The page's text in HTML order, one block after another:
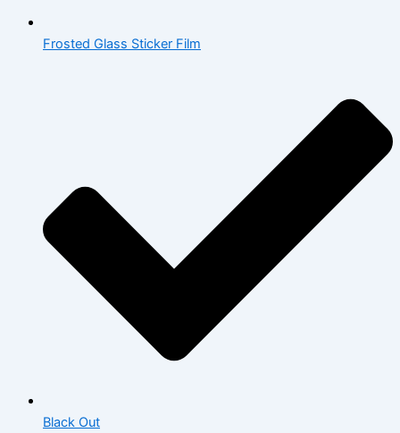
Frosted Glass Sticker Film
Black Out